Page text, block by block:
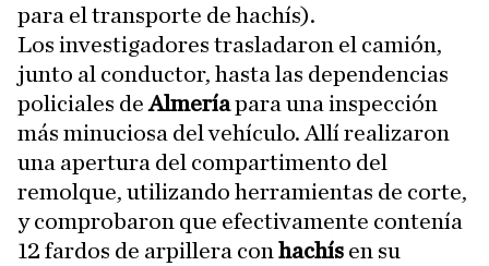
para el transporte de hachís).
Los investigadores trasladaron el camión,
junto al conductor, hasta las dependencias
policiales deAlmeríapara una inspección
más minuciosa del vehículo. Allí realizaron
una apertura del compartimento del
remolque, utilizando herramientas de corte,
y comprobaron que efectivamente contenía
12 fardos de arpillera con hachís en su